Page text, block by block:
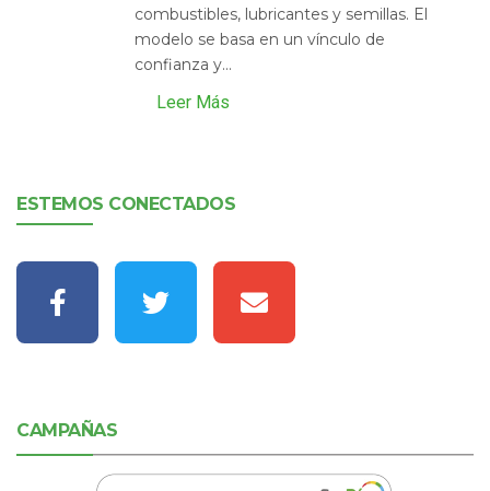
combustibles, lubricantes y semillas. El
modelo se basa en un vínculo de
confianza y...
Leer Más
ESTEMOS CONECTADOS
CAMPAÑAS